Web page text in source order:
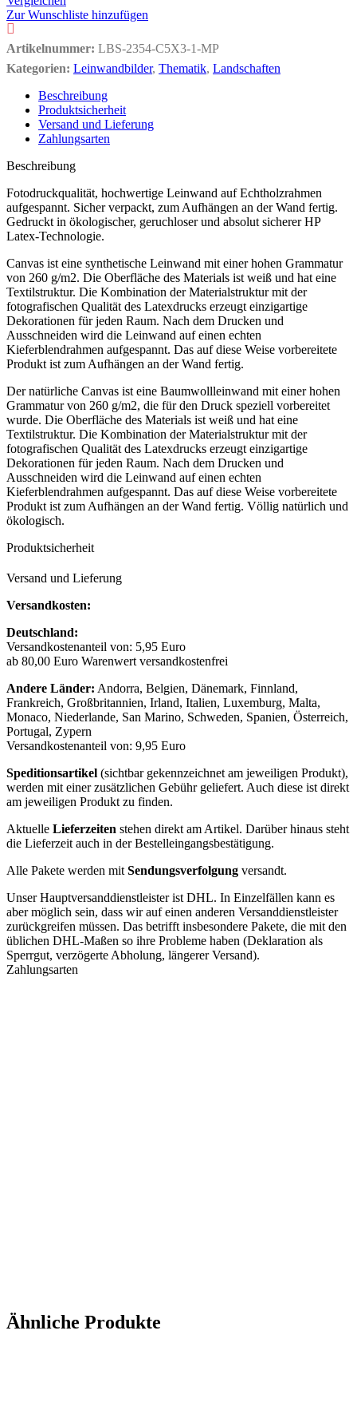
Zur Wunschliste hinzufügen
Artikelnummer: LBS-2354-C5X3-1-MP
Kategorien: Leinwandbilder, Thematik, Landschaften
Beschreibung
Produktsicherheit
Versand und Lieferung
Zahlungsarten
Beschreibung
Fotodruckqualität, hochwertige Leinwand auf Echtholzrahmen
aufgespannt. Sicher verpackt, zum Aufhängen an der Wand fertig.
Gedruckt in ökologischer, geruchloser und absolut sicherer HP
Latex-Technologie.
Canvas ist eine synthetische Leinwand mit einer hohen Grammatur
von 260 g/m2. Die Oberfläche des Materials ist weiß und hat eine
Textilstruktur. Die Kombination der Materialstruktur mit der
fotografischen Qualität des Latexdrucks erzeugt einzigartige
Dekorationen für jeden Raum. Nach dem Drucken und
Ausschneiden wird die Leinwand auf einen echten
Kieferblendrahmen aufgespannt. Das auf diese Weise vorbereitete
Produkt ist zum Aufhängen an der Wand fertig.
Der natürliche Canvas ist eine Baumwollleinwand mit einer hohen
Grammatur von 260 g/m2, die für den Druck speziell vorbereitet
wurde. Die Oberfläche des Materials ist weiß und hat eine
Textilstruktur. Die Kombination der Materialstruktur mit der
fotografischen Qualität des Latexdrucks erzeugt einzigartige
Dekorationen für jeden Raum. Nach dem Drucken und
Ausschneiden wird die Leinwand auf einen echten
Kieferblendrahmen aufgespannt. Das auf diese Weise vorbereitete
Produkt ist zum Aufhängen an der Wand fertig. Völlig natürlich und
ökologisch.
Produktsicherheit
Versand und Lieferung
Versandkosten:
Deutschland:
Versandkostenanteil von: 5,95 Euro
ab 80,00 Euro Warenwert versandkostenfrei
Andere Länder: Andorra, Belgien, Dänemark, Finnland,
Frankreich, Großbritannien, Irland, Italien, Luxemburg, Malta,
Monaco, Niederlande, San Marino, Schweden, Spanien, Österreich,
Portugal, Zypern
Versandkostenanteil von: 9,95 Euro
Speditionsartikel (sichtbar gekennzeichnet am jeweiligen Produkt),
werden mit einer zusätzlichen Gebühr geliefert. Auch diese ist direkt
am jeweiligen Produkt zu finden.
Aktuelle Lieferzeiten stehen direkt am Artikel. Darüber hinaus steht
die Lieferzeit auch in der Bestelleingangsbestätigung.
Alle Pakete werden mit Sendungsverfolgung versandt.
Unser Hauptversanddienstleister ist DHL. In Einzelfällen kann es
aber möglich sein, dass wir auf einen anderen Versanddienstleister
zurückgreifen müssen. Das betrifft insbesondere Pakete, die mit den
üblichen DHL-Maßen so ihre Probleme haben (Deklaration als
Sperrgut, verzögerte Abholung, längerer Versand).
Zahlungsarten
Ähnliche Produkte